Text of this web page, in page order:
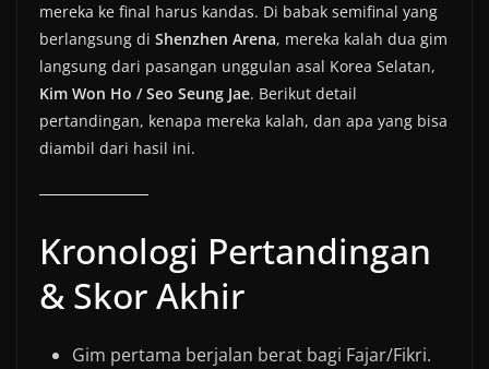
mereka ke final harus kandas. Di babak semifinal yang
berlangsung di Shenzhen Arena, mereka kalah dua gim
langsung dari pasangan unggulan asal Korea Selatan,
Kim Won Ho / Seo Seung Jae. Berikut detail
pertandingan, kenapa mereka kalah, dan apa yang bisa
diambil dari hasil ini.
Kronologi Pertandingan
& Skor Akhir
Gim pertama berjalan berat bagi Fajar/Fikri.